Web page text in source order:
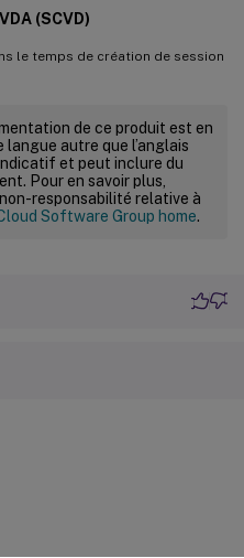
(SCVD)
le temps de création de session
de ce produit est en
autre que l’anglais
et peut inclure du
Pour en savoir plus,
responsabilité relative à
Software Group home.